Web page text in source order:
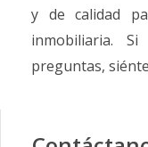
y de calidad
inmobiliaria.
preguntas,